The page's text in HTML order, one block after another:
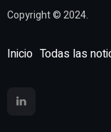
Copyright © 2024.
Inicio Todas las